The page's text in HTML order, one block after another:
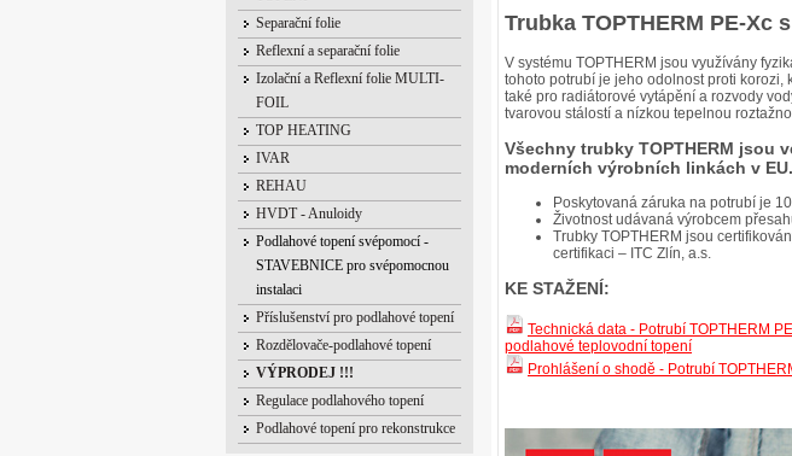
Separační folie
Reflexní a separační folie
Izolační a Reflexní folie MULTI-
FOIL
TOP HEATING
IVAR
REHAU
HVDT - Anuloidy
Podlahové topení svépomocí -
STAVEBNICE pro svépomocnou
instalaci
Příslušenství pro podlahové topení
Rozdělovače-podlahové topení
VÝPRODEJ !!!
Regulace podlahového topení
Podlahové topení pro rekonstrukce
Trubka TOPTHERM PE-
V systému TOPTHERM jsou využívány
tohoto potrubí je jeho odolnost proti
také pro radiátorové vytápění a rozvody
tvarovou stálostí a nízkou tepelnou
Všechny trubky TOPTHERM jsou
moderních výrobních linkách v EU.
Poskytovaná záruka na potrubí je
Životnost udávaná výrobcem
Trubky TOPTHERM jsou
certifikaci – ITC Zlín, a.s.
KE STAŽENÍ:
Technická data - Potrubí TOPTHERM
podlahové teplovodní topení
Prohlášení o shodě - Potrubí